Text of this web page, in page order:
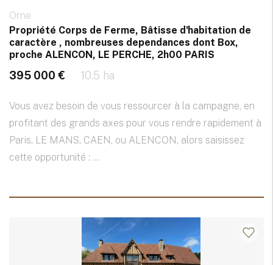
Orne
Propriété Corps de Ferme, Bâtisse d'habitation de
caractère , nombreuses dependances dont Box,
proche ALENCON, LE PERCHE, 2h00 PARIS
395 000 € 10.5 ha
Vous avez besoin de vous ressourcer à la campagne, en
profitant des grands axes pour vous rendre rapidement à
Paris, LE MANS, CAEN, ou ALENCON, alors saisissez
cette opportunité : ...